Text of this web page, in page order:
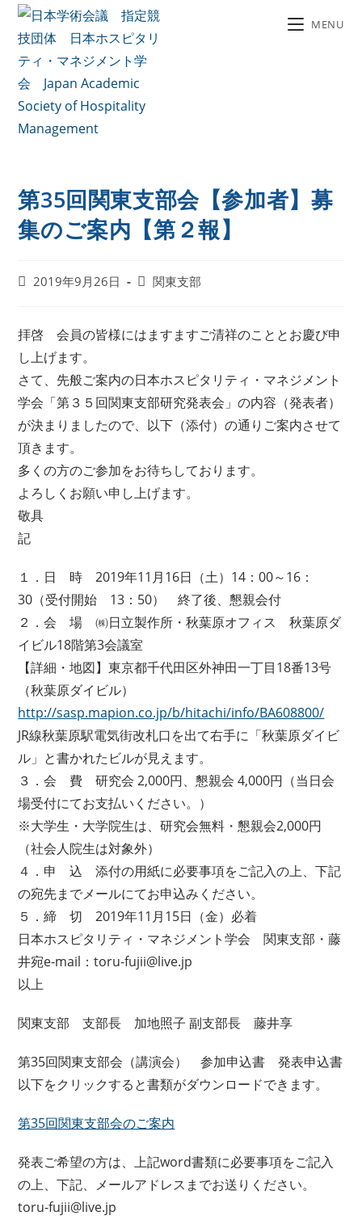
MENU
第35回関東支部会【参加者】募
集のご案内【第２報】
2019年9月26日 関東支部
拝啓 会員の皆様にはますますご清祥のこととお慶び申
し上げます。
さて、先般ご案内の日本ホスピタリティ・マネジメント
学会「第３５回関東支部研究発表会」の内容（発表者）
が決まりましたので、以下（添付）の通りご案内させて
頂きます。
多くの方のご参加をお待ちしております。
よろしくお願い申し上げます。
敬具
記
１．日 時 2019年11月16日（土）14：00～16：
30（受付開始 13：50） 終了後、懇親会付
２．会 場 ㈱日立製作所・秋葉原オフィス 秋葉原ダ
イビル18階第3会議室
【詳細・地図】東京都千代田区外神田一丁目18番13号
（秋葉原ダイビル）
http://sasp.mapion.co.jp/b/hitachi/info/BA608800/
JR線秋葉原駅電気街改札口を出て右手に「秋葉原ダイビ
ル」と書かれたビルが見えます。
３．会 費 研究会 2,000円、懇親会 4,000円（当日会
場受付にてお支払いください。）
※大学生・大学院生は、研究会無料・懇親会2,000円
（社会人院生は対象外）
４．申 込 添付の用紙に必要事項をご記入の上、下記
の宛先までメールにてお申込みください。
５．締 切 2019年11月15日（金）必着
日本ホスピタリティ・マネジメント学会 関東支部・藤
井宛e-mail：toru-fujii@live.jp
以上
関東支部 支部長 加地照子 副支部長 藤井享
第35回関東支部会（講演会） 参加申込書 発表申込書
以下をクリックすると書類がダウンロードできます。
第35回関東支部会のご案内
発表ご希望の方は、上記word書類に必要事項をご記入
の上、下記、メールアドレスまでお送りください。
toru-fujii@live.jp